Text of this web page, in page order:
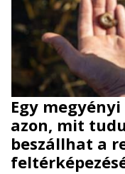
Egy
azon, mit
beszállhat a